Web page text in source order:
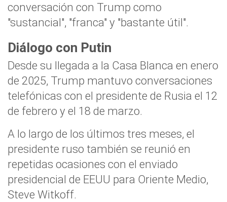
conversación con Trump como
"sustancial", "franca" y "bastante útil".
Diálogo con Putin
Desde su llegada a la Casa Blanca en enero
de 2025, Trump mantuvo conversaciones
telefónicas con el presidente de Rusia el 12
de febrero y el 18 de marzo.
A lo largo de los últimos tres meses, el
presidente ruso también se reunió en
repetidas ocasiones con el enviado
presidencial de EEUU para Oriente Medio,
Steve Witkoff.